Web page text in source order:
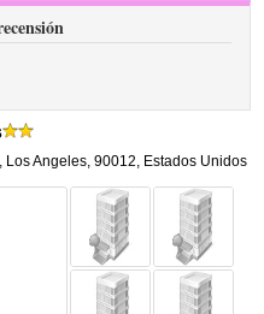
Los Angeles,90012, Estados Unidos